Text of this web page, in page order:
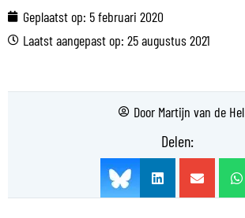
Geplaatst op: 5 februari 2020
Laatst aangepast op: 25 augustus 2021
Door Martijn van de Hel
Delen: